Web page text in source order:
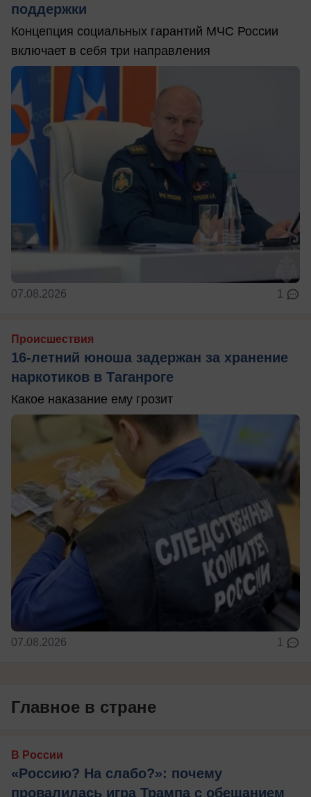
поддержки
Концепция социальных гарантий МЧС России
включает в себя три направления
07.08.2026 1
Происшествия
16-летний юноша задержан за хранение
наркотиков в Таганроге
Какое наказание ему грозит
07.08.2026 1
Главное в стране
В России
«Россию? На слабо?»: почему
провалилась игра Трампа с обещанием